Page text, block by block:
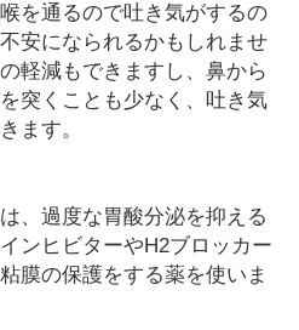
を通るので吐き気がするの
安になられるかもしれませ
軽減もできますし、鼻から
突くことも少なく、吐き気
ます。
、過度な胃酸分泌を抑える
ンヒビターやH2ブロッカー
膜の保護をする薬を使いま